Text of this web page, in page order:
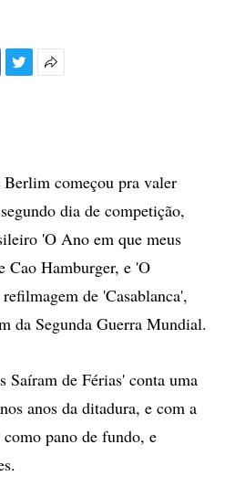
começou pra valer
dia de competição,
'O Ano em que meus
Cao Hamburger, e 'O
de 'Casablanca',
da Segunda Guerra Mundial.
Saíram de Férias' conta uma
anos da ditadura, e com a
pano de fundo, e